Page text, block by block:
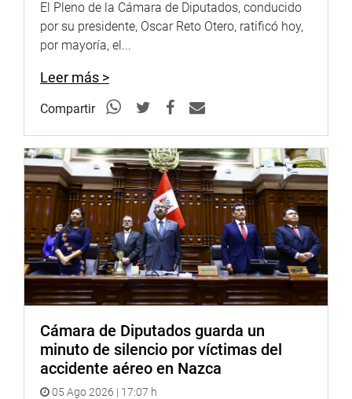
El Pleno de la Cámara de Diputados, conducido
por su presidente, Oscar Reto Otero, ratificó hoy,
por mayoría, el...
Leer más >
Compartir
Cámara de Diputados guarda un
minuto de silencio por víctimas del
accidente aéreo en Nazca
05 Ago 2026 | 17:07 h